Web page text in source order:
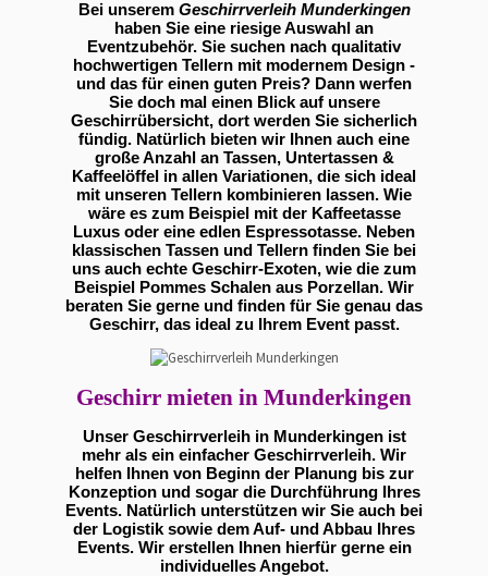
Bei unserem Geschirrverleih Munderkingen
haben Sie eine riesige Auswahl an
Eventzubehör. Sie suchen nach qualitativ
hochwertigen Tellern mit modernem Design -
und das für einen guten Preis? Dann werfen
Sie doch mal einen Blick auf unsere
Geschirrübersicht, dort werden Sie sicherlich
fündig. Natürlich bieten wir Ihnen auch eine
große Anzahl an Tassen, Untertassen &
Kaffeelöffel in allen Variationen, die sich ideal
mit unseren Tellern kombinieren lassen. Wie
wäre es zum Beispiel mit der Kaffeetasse
Luxus oder eine edlen Espressotasse. Neben
klassischen Tassen und Tellern finden Sie bei
uns auch echte Geschirr-Exoten, wie die zum
Beispiel Pommes Schalen aus Porzellan. Wir
beraten Sie gerne und finden für Sie genau das
Geschirr, das ideal zu Ihrem Event passt.
Geschirr mieten in Munderkingen
Unser Geschirrverleih in Munderkingen ist
mehr als ein einfacher Geschirrverleih. Wir
helfen Ihnen von Beginn der Planung bis zur
Konzeption und sogar die Durchführung Ihres
Events. Natürlich unterstützen wir Sie auch bei
der Logistik sowie dem Auf- und Abbau Ihres
Events. Wir erstellen Ihnen hierfür gerne ein
individuelles Angebot.